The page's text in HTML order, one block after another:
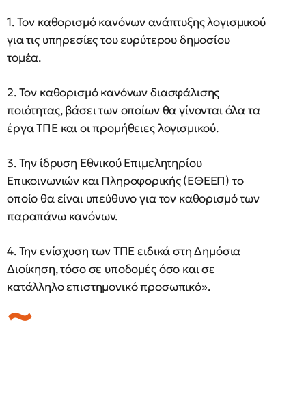
1. Τον καθορισμό κανόνων ανάπτυξης λογισμικού
για τις υπηρεσίες του ευρύτερου δημοσίου
τομέα.
2. Τον καθορισμό κανόνων διασφάλισης
ποιότητας, βάσει των οποίων θα γίνονται όλα τα
έργα ΤΠΕ και οι προμήθειες λογισμικού.
3. Την ίδρυση Εθνικού Επιμελητηρίου
Επικοινωνιών και Πληροφορικής (ΕΘΕΕΠ) το
οποίο θα είναι υπεύθυνο για τον καθορισμό των
παραπάνω κανόνων.
4. Την ενίσχυση των ΤΠΕ ειδικά στη Δημόσια
Διοίκηση, τόσο σε υποδομές όσο και σε
κατάλληλο επιστημονικό προσωπικό».